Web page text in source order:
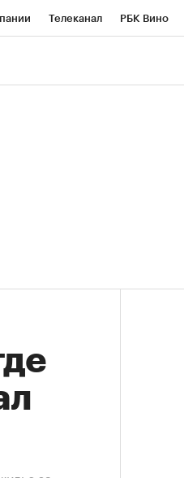
Телеканал РБК Вино